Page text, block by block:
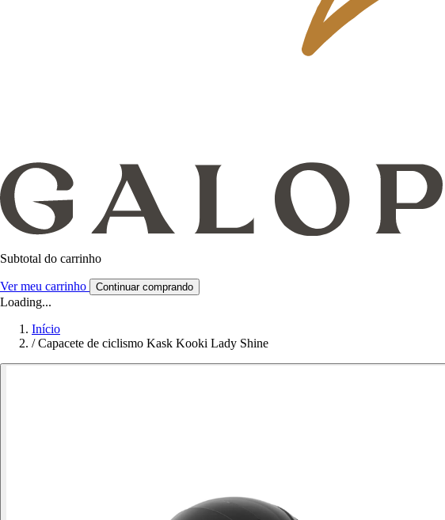
Subtotal do carrinho
Ver meu carrinho Continuar comprando
Loading...
Início
/ Capacete de ciclismo Kask Kooki Lady Shine